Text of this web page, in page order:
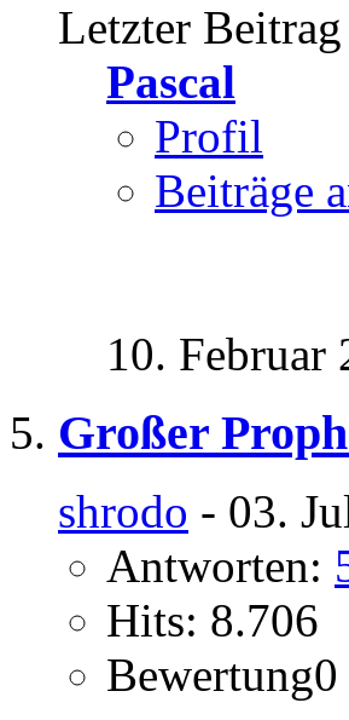
Letzter
Pascal
Profil
Beiträge
10. Februar
Großer
shrodo - 03.
Antworten:
Hits: 8.706
Bewertung0